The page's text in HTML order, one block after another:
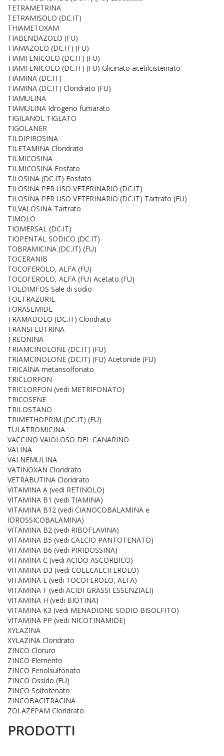
TETRAMETRINA
TETRAMISOLO (DC.IT)
THIAMETOXAM
TIABENDAZOLO (FU)
TIAMAZOLO (DC.IT) (FU)
TIAMFENICOLO (DC.IT) (FU)
TIAMFENICOLO (DC.IT) (FU) Glicinato acetilcisteinato
TIAMINA (DC.IT)
TIAMINA (DC.IT) Cloridrato (FU)
TIAMULINA
TIAMULINA Idrogeno fumarato
TIGILANOL TIGLATO
TIGOLANER
TILDIPIROSINA
TILETAMINA Cloridrato
TILMICOSINA
TILMICOSINA Fosfato
TILOSINA (DC.IT) Fosfato
TILOSINA PER USO VETERINARIO (DC.IT)
TILOSINA PER USO VETERINARIO (DC.IT) Tartrato (FU)
TILVALOSINA Tartrato
TIMOLO
TIOMERSAL (DC.IT)
TIOPENTAL SODICO (DC.IT)
TOBRAMICINA (DC.IT) (FU)
TOCERANIB
TOCOFEROLO, ALFA (FU)
TOCOFEROLO, ALFA (FU) Acetato (FU)
TOLDIMFOS Sale di sodio
TOLTRAZURIL
TORASEMIDE
TRAMADOLO (DC.IT) Cloridrato
TRANSFLUTRINA
TREONINA
TRIAMCINOLONE (DC.IT) (FU)
TRIAMCINOLONE (DC.IT) (FU) Acetonide (FU)
TRICAINA metansolfonato
TRICLORFON
TRICLORFON (vedi METRIFONATO)
TRICOSENE
TRILOSTANO
TRIMETHOPRIM (DC.IT) (FU)
TULATROMICINA
VACCINO VAIOLOSO DEL CANARINO
VALINA
VALNEMULINA
VATINOXAN Cloridrato
VETRABUTINA Cloridrato
VITAMINA A (vedi RETINOLO)
VITAMINA B1 (vedi TIAMINA)
VITAMINA B12 (vedi CIANOCOBALAMINA e
IDROSSICOBALAMINA)
VITAMINA B2 (vedi RIBOFLAVINA)
VITAMINA B5 (vedi CALCIO PANTOTENATO)
VITAMINA B6 (vedi PIRIDOSSINA)
VITAMINA C (vedi ACIDO ASCORBICO)
VITAMINA D3 (vedi COLECALCIFEROLO)
VITAMINA E (vedi TOCOFEROLO, ALFA)
VITAMINA F (vedi ACIDI GRASSI ESSENZIALI)
VITAMINA H (vedi BIOTINA)
VITAMINA K3 (vedi MENADIONE SODIO BISOLFITO)
VITAMINA PP (vedi NICOTINAMIDE)
XYLAZINA
XYLAZINA Cloridrato
ZINCO Cloruro
ZINCO Elemento
ZINCO Fenolsulfonato
ZINCO Ossido (FU)
ZINCO Solfofenato
ZINCOBACITRACINA
ZOLAZEPAM Cloridrato
PRODOTTI